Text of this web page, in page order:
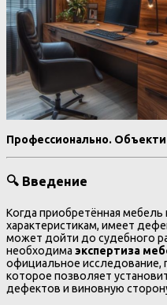
Профессионально.
🔍 Введение
Когда приобретённая
характеристикам, имеет
может дойти до судебного
необходима экспертиза
официальное исследование,
которое позволяет
дефектов и виновную